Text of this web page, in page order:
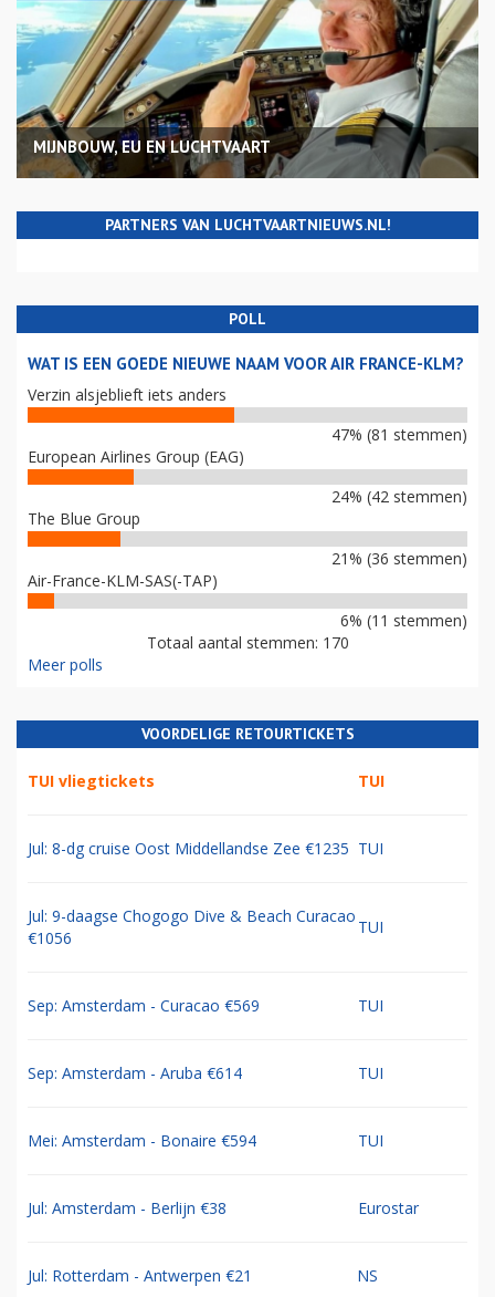
MIJNBOUW, EU EN LUCHTVAART
PARTNERS VAN LUCHTVAARTNIEUWS.NL!
POLL
WAT IS EEN GOEDE NIEUWE NAAM VOOR AIR FRANCE-KLM?
Verzin alsjeblieft iets anders
47% (81 stemmen)
European Airlines Group (EAG)
24% (42 stemmen)
The Blue Group
21% (36 stemmen)
Air-France-KLM-SAS(-TAP)
6% (11 stemmen)
Totaal aantal stemmen: 170
Meer polls
VOORDELIGE RETOURTICKETS
TUI vliegtickets TUI
Jul: 8-dg cruise Oost Middellandse Zee €1235 TUI
Jul: 9-daagse Chogogo Dive & Beach Curacao
€1056
TUI
Sep: Amsterdam - Curacao €569 TUI
Sep: Amsterdam - Aruba €614 TUI
Mei: Amsterdam - Bonaire €594 TUI
Jul: Amsterdam - Berlijn €38 Eurostar
Jul: Rotterdam - Antwerpen €21 NS